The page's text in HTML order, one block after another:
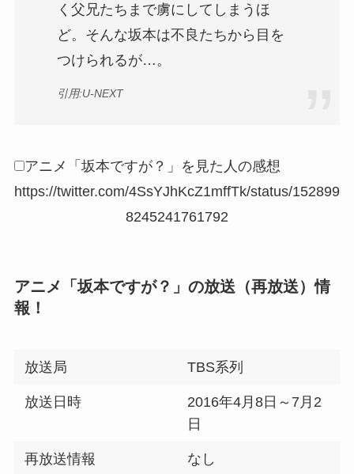
く父兄たちまで虜にしてしまうほ
ど。そんな坂本は不良たちから目を
つけられるが…。
引用:U-NEXT
アニメ「坂本ですが？」を見た人の感想
https://twitter.com/4SsYJhKcZ1mffTk/status/152899
8245241761792
アニメ「坂本ですが？」の放送（再放送）情
報！
放送局 TBS系列
放送日時
2016年4月8日～7月2
日
再放送情報 なし